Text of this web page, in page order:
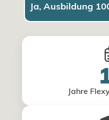
Ja, Ausbildung
Jahre